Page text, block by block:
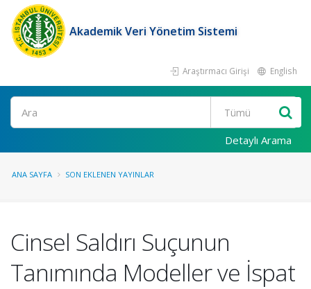
Akademik Veri Yönetim Sistemi
Araştırmacı Girişi English
Ara
Detaylı Arama
ANA SAYFA SON EKLENEN YAYINLAR
Cinsel Saldırı Suçunun
Tanımında Modeller ve İspat